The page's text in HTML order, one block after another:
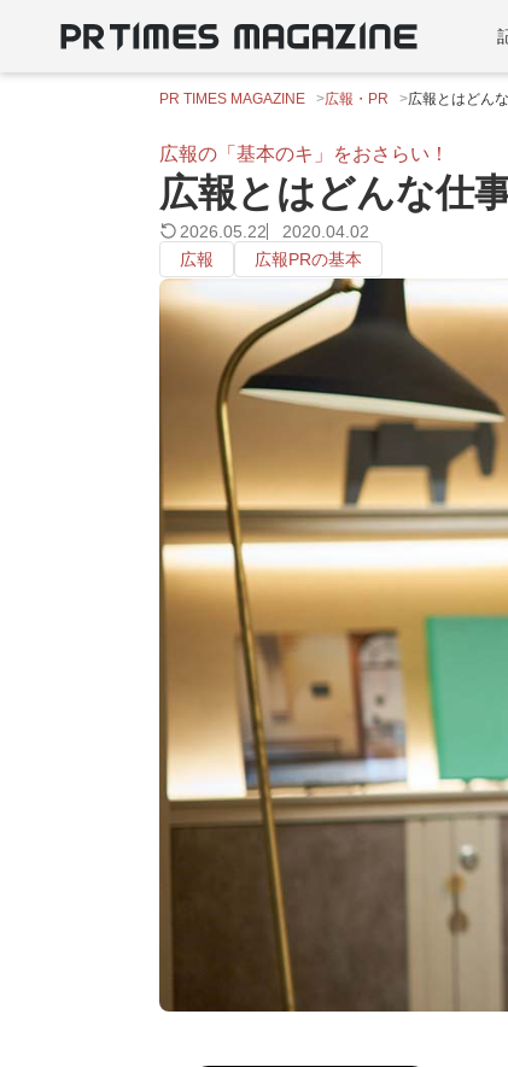
PR TIMES MAGAZINE 広報・PR 広報とはどん
広報の「基本のキ」をおさらい！
広報とはどんな仕
2026.05.22
2020.04.02
広報
広報PRの基本